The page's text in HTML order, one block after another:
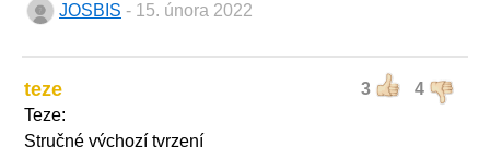
JOSBIS - 15. února 2022
3 4
teze
Teze:
Stručné výchozí tvrzení